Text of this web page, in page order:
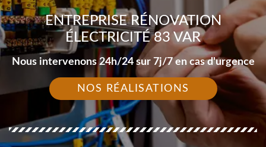
ENTREPRISE RÉNOVATION
ÉLECTRICITÉ 83 VAR
Nous intervenons 24h/24 sur 7j/7 en cas d'urgence
NOS RÉALISATIONS